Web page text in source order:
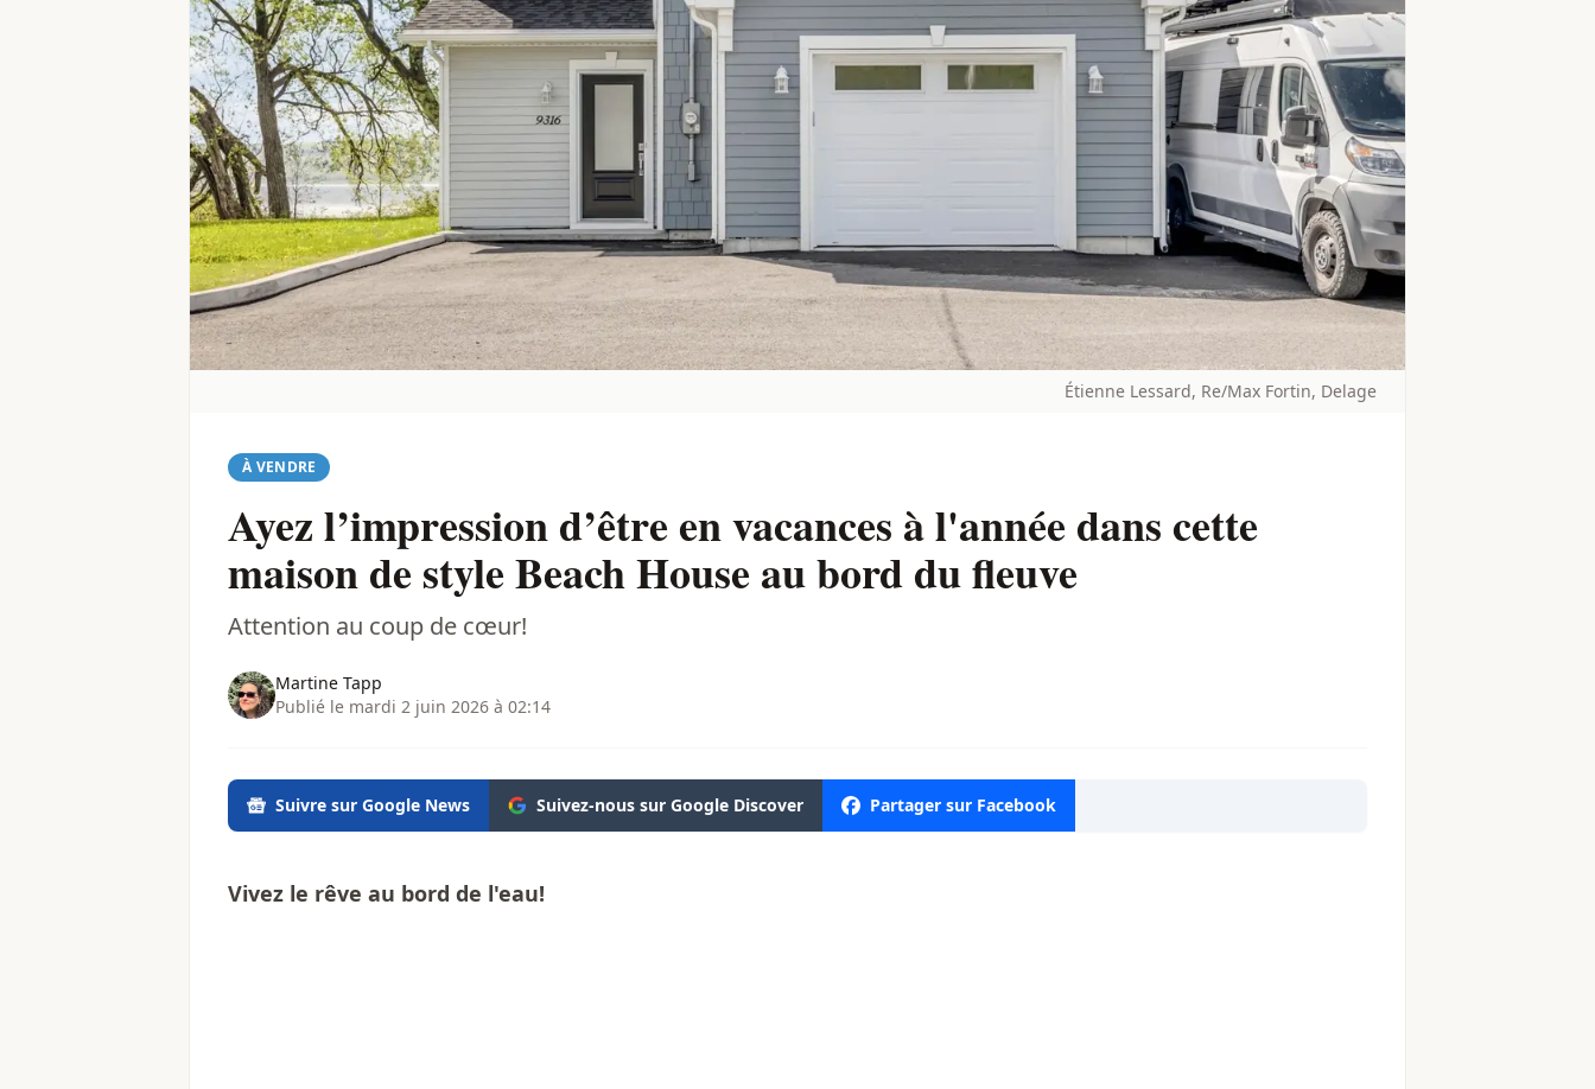
Étienne Lessard, Re/Max Fortin, Delage
À VENDRE
Ayez l’impression d’être en vacances à l'année dans cette
maison de style Beach House au bord du fleuve
Attention au coup de cœur!
Martine Tapp
Publié le mardi 2 juin 2026 à 02:14
Suivre sur Google News Suivez-nous sur Google Discover Partager sur Facebook
Vivez le rêve au bord de l'eau!